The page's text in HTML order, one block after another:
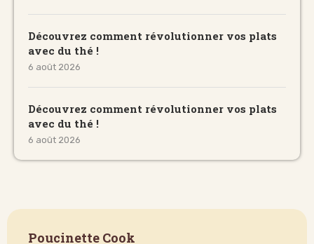
Découvrez comment révolutionner vos plats
avec du thé !
6 août 2026
Découvrez comment révolutionner vos plats
avec du thé !
6 août 2026
Poucinette Cook